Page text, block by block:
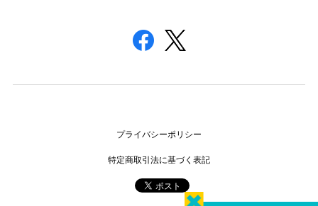
プライバシーポリシー
特定商取引法に基づく表記